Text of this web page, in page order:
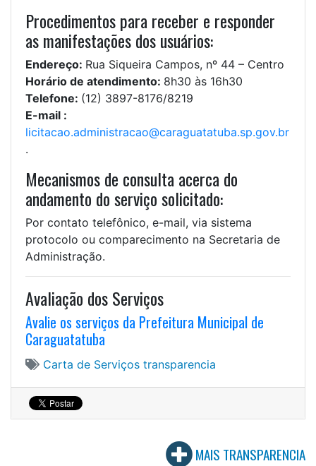
Procedimentos para receber e responder
as manifestações dos usuários:
Endereço: Rua Siqueira Campos, nº 44 – Centro
Horário de atendimento: 8h30 às 16h30
Telefone: (12) 3897-8176/8219
E-mail :
licitacao.administracao@caraguatatuba.sp.gov.br
.
Mecanismos de consulta acerca do
andamento do serviço solicitado:
Por contato telefônico, e-mail, via sistema
protocolo ou comparecimento na Secretaria de
Administração.
Avaliação dos Serviços
Avalie os serviços da Prefeitura Municipal de
Caraguatatuba
Carta de Serviços transparencia
MAIS TRANSPARENCIA